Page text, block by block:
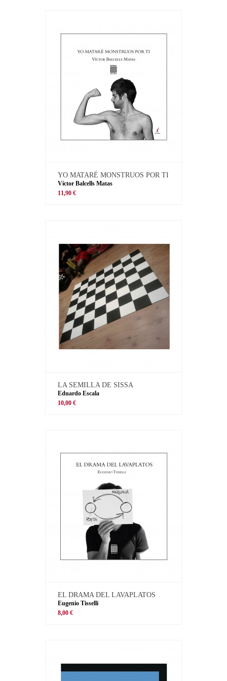
YO MATARÉ MONSTRUOS POR TI
Víctor Balcells Matas
11,90 €
LA SEMILLA DE SISSA
Eduardo Escala
10,00 €
EL DRAMA DEL LAVAPLATOS
Eugenio Tisselli
8,00 €